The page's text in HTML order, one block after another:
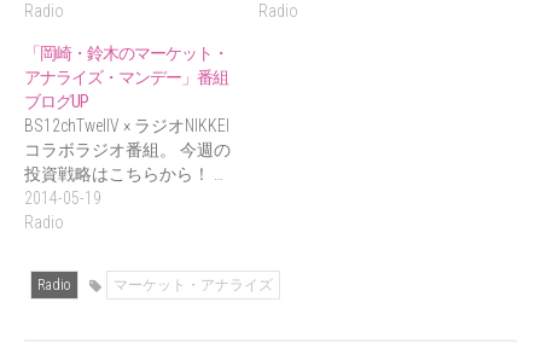
Radio
Radio
「岡崎・鈴木のマーケット・
アナライズ・マンデー」番組
ブログUP
BS12chTwellV × ラジオNIKKEI
コラボラジオ番組。 今週の
投資戦略はこちらから！ …
2014-05-19
Radio
Radio マーケット・アナライズ